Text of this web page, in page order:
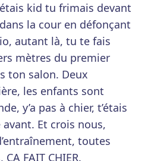
kid tu frimais devant
la cour en défonçant
autant là, tu te fais
mètres du premier
ton salon. Deux
les enfants sont
y’a pas à chier, t’étais
Et crois nous,
toutes
FAIT CHIER.